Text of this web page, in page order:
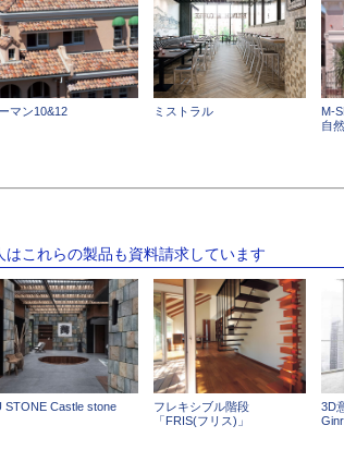
マン10&12 ミストラル
M-
自
これらの製品も資料請求しています
STONE Castle stone
フレキシブル階段
「FRIS(フリス)」
3D